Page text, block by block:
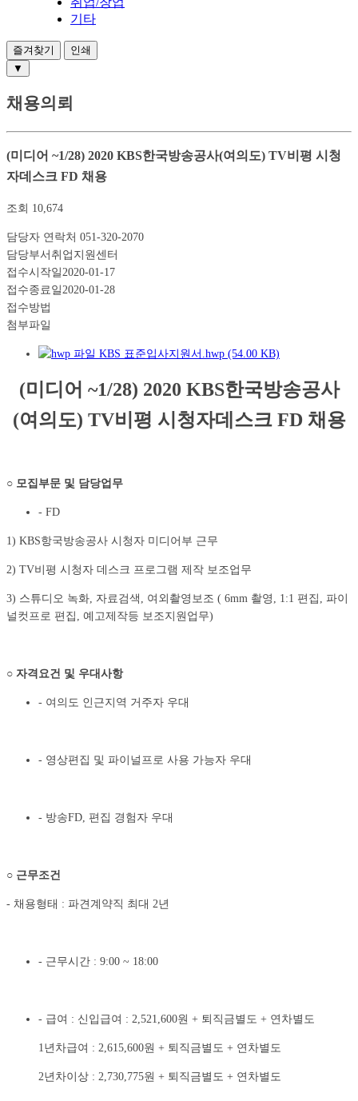
기타
즐겨찾기
인쇄
▼
채용의뢰
(미디어 ~1/28) 2020 KBS한국방송공사(여의도) TV비평 시청
자데스크 FD 채용
조회 10,674
담당자 연락처 051-320-2070
담당부서 취업지원센터
접수시작일2020-01-17
접수종료일2020-01-28
접수방법
첨부파일
KBS 표준입사지원서.hwp (54.00 KB)
(미디어 ~1/28) 2020 KBS한국방송공사
(여의도) TV비평 시청자데스크 FD 채용
○ 모집부문 및 담당업무
- FD
1) KBS항국방송공사 시청자 미디어부 근무
2) TV비평 시청자 데스크 프로그램 제작 보조업무
3) 스튜디오 녹화, 자료검색, 여외촬영보조 ( 6mm 촬영, 1:1 편집, 파이
널컷프로 편집, 예고제작등 보조지원업무)
○ 자격요건 및 우대사항
- 여의도 인근지역 거주자 우대
- 영상편집 및 파이널프로 사용 가능자 우대
- 방송FD, 편집 경험자 우대
○ 근무조건
- 채용형태 : 파견계약직 최대 2년
- 근무시간 : 9:00 ~ 18:00
- 급여 : 신입급여 : 2,521,600원 + 퇴직금별도 + 연차별도
1년차급여 : 2,615,600원 + 퇴직금별도 + 연차별도
2년차이상 : 2,730,775원 + 퇴직금별도 + 연차별도